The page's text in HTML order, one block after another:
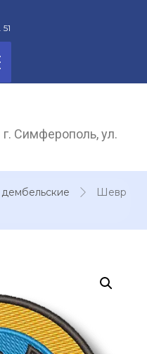
Симферополь, ул.
Шевр